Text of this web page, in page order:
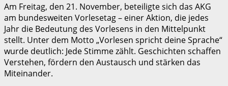
Am Freitag, den 21. November, beteiligte sich das AKG
am bundesweiten Vorlesetag – einer Aktion, die jedes
Jahr die Bedeutung des Vorlesens in den Mittelpunkt
stellt. Unter dem Motto „Vorlesen spricht deine Sprache“
wurde deutlich: Jede Stimme zählt. Geschichten schaffen
Verstehen, fördern den Austausch und stärken das
Miteinander.